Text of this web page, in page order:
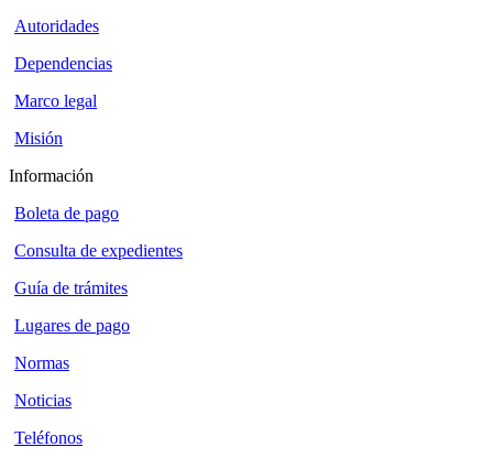
Autoridades
Dependencias
Marco legal
Misión
Información
Boleta de pago
Consulta de expedientes
Guía de trámites
Lugares de pago
Normas
Noticias
Teléfonos